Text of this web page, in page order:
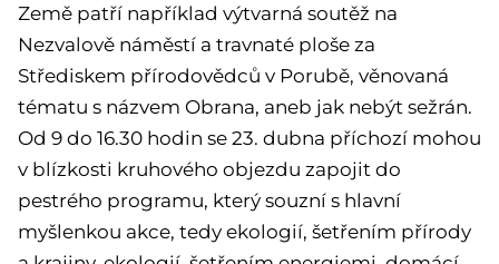
Země patří například výtvarná soutěž na
Nezvalově náměstí a travnaté ploše za
Střediskem přírodovědců v Porubě, věnovaná
tématu s názvem Obrana, aneb jak nebýt sežrán.
Od 9 do 16.30 hodin se 23. dubna příchozí mohou
v blízkosti kruhového objezdu zapojit do
pestrého programu, který souzní s hlavní
myšlenkou akce, tedy ekologií, šetřením přírody